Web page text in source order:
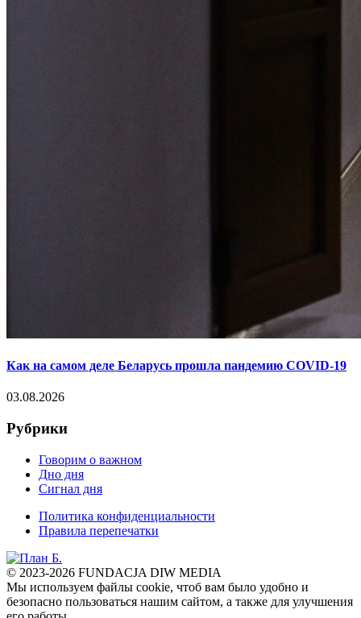
Как на самом деле Беларусь прошла пандемию COVID-19
03.08.2026
Рубрики
Говорим о важном
Дно дня
Сигнал дня
Политика конфиденциальности
Правила перепечатки
© 2023-2026 FUNDACJA DIW MEDIA
Мы используем файлы cookie, чтоб вам было удобно и
безопасно пользоваться нашим сайтом, а также для улучшения